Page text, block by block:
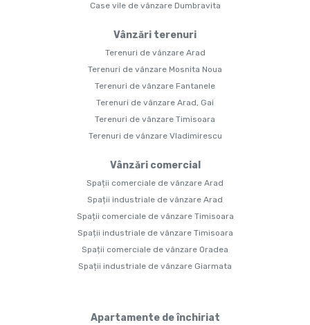
Case vile de vânzare Dumbravita
Vânzări terenuri
Terenuri de vânzare Arad
Terenuri de vânzare Mosnita Noua
Terenuri de vânzare Fantanele
Terenuri de vânzare Arad, Gai
Terenuri de vânzare Timisoara
Terenuri de vânzare Vladimirescu
Vânzări comercial
Spații comerciale de vânzare Arad
Spații industriale de vânzare Arad
Spații comerciale de vânzare Timisoara
Spații industriale de vânzare Timisoara
Spații comerciale de vânzare Oradea
Spații industriale de vânzare Giarmata
Apartamente de închiriat